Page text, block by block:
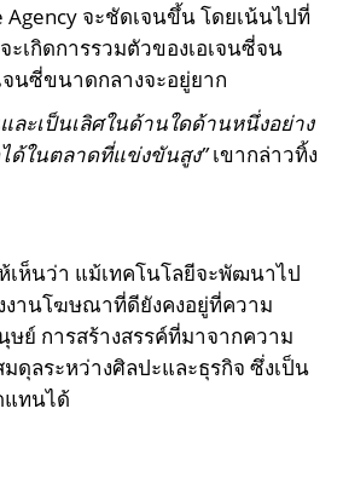
จะชัดเจนขึ้น โดยเน้นไปที่
ะเกิดการรวมตัวของเอเจนซี่จน
จนซี่ขนาดกลางจะอยู่ยาก
ละเป็นเลิศในด้านใดด้านหนึ่งอย่าง
ด้ในตลาดที่แข่งขันสูง”เขากล่าวทิ้ง
ห็นว่า แม้เทคโนโลยีจะพัฒนาไป
งานโฆษณาที่ดียังคงอยู่ที่ความ
ษย์ การสร้างสรรค์ที่มาจากความ
มดุลระหว่างศิลปะและธุรกิจ ซึ่งเป็น
แทนได้